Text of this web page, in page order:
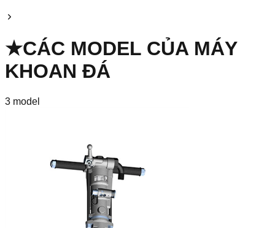
★CÁC MODEL CỦA MÁY
KHOAN ĐÁ
3 model